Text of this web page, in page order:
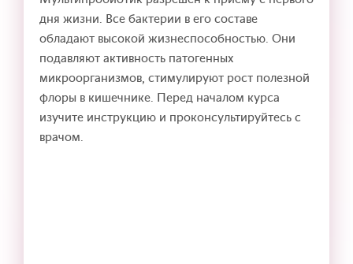
дня жизни. Все бактерии в его составе
обладают высокой жизнеспособностью. Они
подавляют активность патогенных
микроорганизмов, стимулируют рост полезной
флоры в кишечнике. Перед началом курса
изучите инструкцию и проконсультируйтесь с
врачом.